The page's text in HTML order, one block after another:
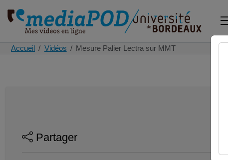
Accueil Vidéos Mesure Palier Lectra sur MMT
Partager